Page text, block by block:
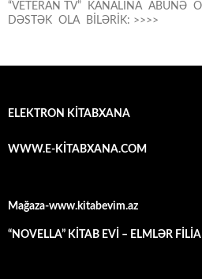
“VETERAN TV” KANALINA ABUNƏ
DƏSTƏK OLA BİLƏRİK: >>>>
ELEKTRON KİTABXANA
WWW.E-KİTABXANA.COM
Mağaza-www.kitabevim.az
“NOVELLA” KİTAB EVİ – ELMLƏR